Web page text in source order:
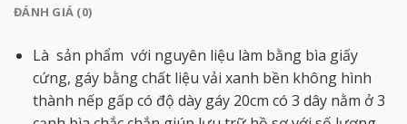
ĐÁNH GIÁ (0)
Là sản phẩm với nguyên liệu làm bằng bìa giấy
cứng, gáy bằng chất liệu vải xanh bền không hình
thành nếp gấp có độ dày gáy 20cm có 3 dây nằm ở 3